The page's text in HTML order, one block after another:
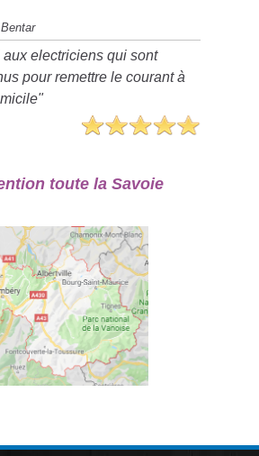
aux electriciens qui sont
pour remettre le courant à
toute la Savoie